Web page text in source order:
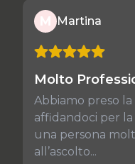
M Martina
Molto
Abbiamo preso
affidandoci per
una persona
all’ascolto...